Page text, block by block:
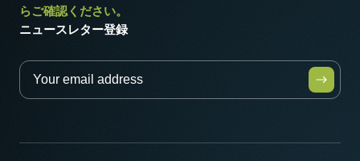
らご確認ください。
ニュースレター登録